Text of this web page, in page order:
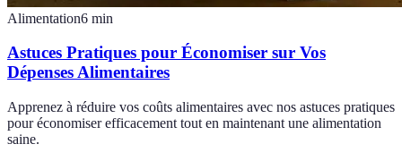
Alimentation6 min
Astuces Pratiques pour Économiser sur Vos
Dépenses Alimentaires
Apprenez à réduire vos coûts alimentaires avec nos astuces pratiques
pour économiser efficacement tout en maintenant une alimentation
saine.